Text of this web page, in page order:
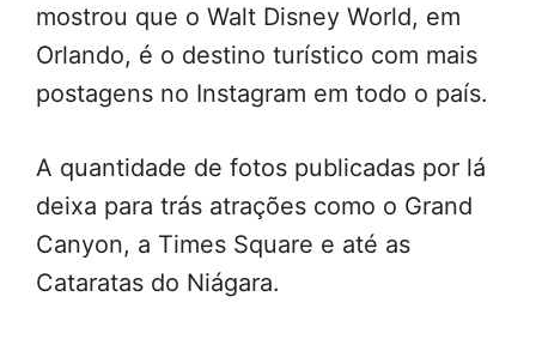
mostrou que o Walt Disney World, em
Orlando, é o destino turístico com mais
postagens no Instagram em todo o país.
A quantidade de fotos publicadas por lá
deixa para trás atrações como o Grand
Canyon, a Times Square e até as
Cataratas do Niágara.